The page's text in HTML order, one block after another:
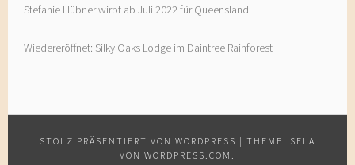
Stefanie Hübner wirbt ab Juli 2022 für Queensland
Wiedereröffnet: Silky Oaks Lodge im Daintree Rainforest
STOLZ PRÄSENTIERT VON WORDPRESS | THEME: SELA
VON WORDPRESS.COM